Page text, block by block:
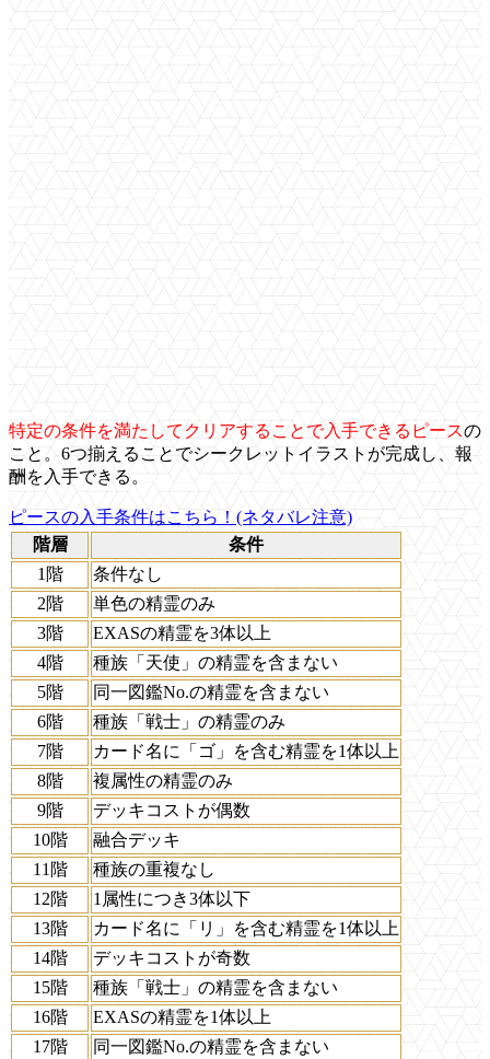
特定の条件を満たしてクリアすることで入手できるピースの
こと。6つ揃えることでシークレットイラストが完成し、報
酬を入手できる。
ピースの入手条件はこちら！(ネタバレ注意)
階層
条件
1階
条件なし
2階
単色の精霊のみ
3階
EXASの精霊を3体以上
4階
種族「天使」の精霊を含まない
5階
同一図鑑No.の精霊を含まない
6階
種族「戦士」の精霊のみ
7階
カード名に「ゴ」を含む精霊を1体以上
8階
複属性の精霊のみ
9階
デッキコストが偶数
10階
融合デッキ
11階
種族の重複なし
12階
1属性につき3体以下
13階
カード名に「リ」を含む精霊を1体以上
14階
デッキコストが奇数
15階
種族「戦士」の精霊を含まない
16階
EXASの精霊を1体以上
17階
同一図鑑No.の精霊を含まない